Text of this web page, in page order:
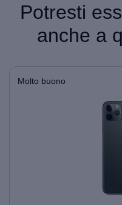
Potresti
anche a
Molto buono